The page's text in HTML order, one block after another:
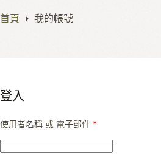
首頁 我的帳號
登入
使用者名稱 或 電子郵件 *